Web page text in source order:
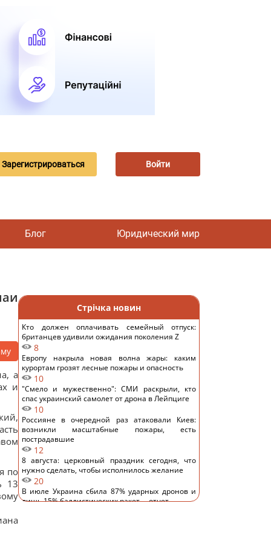
Зарегистрироваться Войти
Блог Юридический мир
а
и
по
13
Стрічка новин
Кто должен оплачивать семейный отпуск:
британцев удивили ожидания поколения Z
8
Европу накрыла новая волна жары: каким
курортам грозят лесные пожары и опасность
10
"Смело и мужественно": СМИ раскрыли, кто
спас украинский самолет от дрона в Лейпциге
10
Россияне в очередной раз атаковали Киев:
возникли масштабные пожары, есть
пострадавшие
12
8 августа: церковный праздник сегодня, что
нужно сделать, чтобы исполнилось желание
20
В июле Украина сбила 87% ударных дронов и
лишь 15% баллистических ракет, – отчет